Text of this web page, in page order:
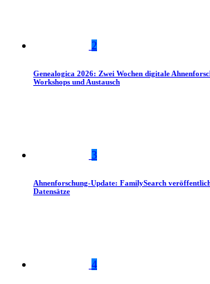
2
Genealogica 2026: Zwei Wochen digitale
Workshops und Austausch
3
Ahnenforschung-Update: FamilySearch
Datensätze
4